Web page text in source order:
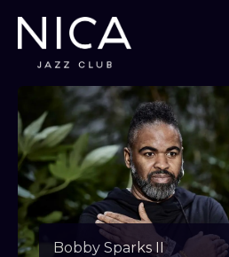
Bobby Sparks II